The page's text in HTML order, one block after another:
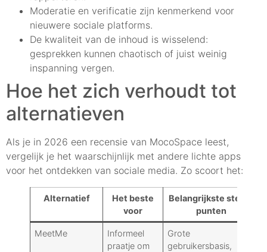
Moderatie en verificatie zijn kenmerkend voor
nieuwere sociale platforms.
De kwaliteit van de inhoud is wisselend:
gesprekken kunnen chaotisch of juist weinig
inspanning vergen.
Hoe het zich verhoudt tot
alternatieven
Als je in 2026 een recensie van MocoSpace leest,
vergelijk je het waarschijnlijk met andere lichte apps
voor het ontdekken van sociale media. Zo scoort het:
Alternatief
Het beste
voor
Belangrijkste sterke
punten
MeetMe
Informeel
praatje om
Grote
gebruikersbasis,